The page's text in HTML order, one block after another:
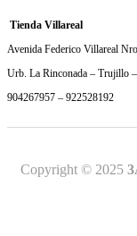
Tienda Villareal
Avenida Federico Villareal
Urb. La Rinconada – Trujillo
904267957 – 922528192
Copyright © 2025